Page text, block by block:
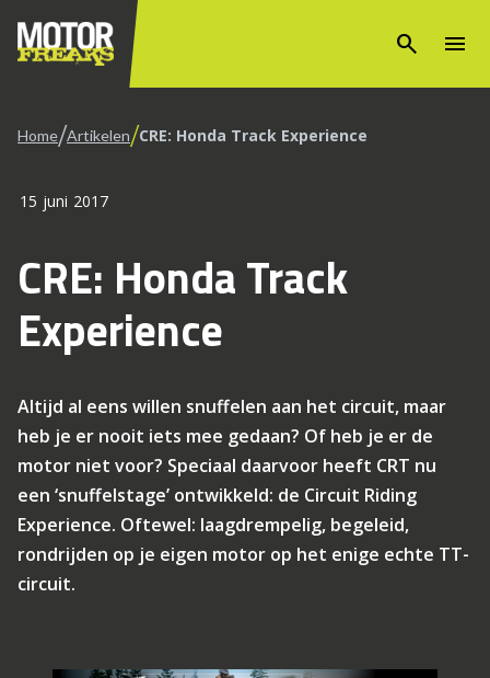
search menu
Home/Artikelen/CRE: Honda Track Experience
15 juni 2017
CRE: Honda Track
Experience
Altijd al eens willen snuffelen aan het circuit, maar
heb je er nooit iets mee gedaan? Of heb je er de
motor niet voor? Speciaal daarvoor heeft CRT nu
een ‘snuffelstage’ ontwikkeld: de Circuit Riding
Experience. Oftewel: laagdrempelig, begeleid,
rondrijden op je eigen motor op het enige echte TT-
circuit.